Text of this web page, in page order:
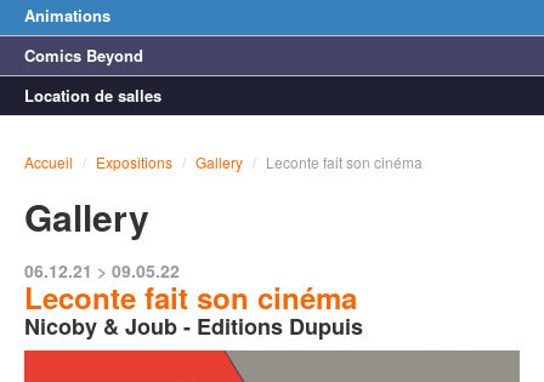
Animations
Comics Beyond
Location de salles
Accueil / Expositions / Gallery / Leconte fait son cinéma
Gallery
06.12.21 > 09.05.22
Leconte fait son cinéma
Nicoby & Joub - Editions Dupuis